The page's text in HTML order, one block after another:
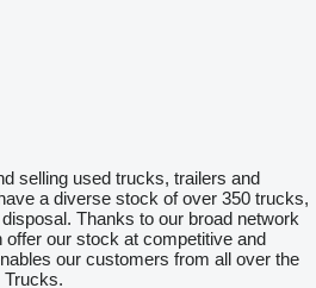
selling used trucks, trailers and
a diverse stock of over 350 trucks,
Thanks to our broad network
our stock at competitive and
our customers from all over the
Trucks.